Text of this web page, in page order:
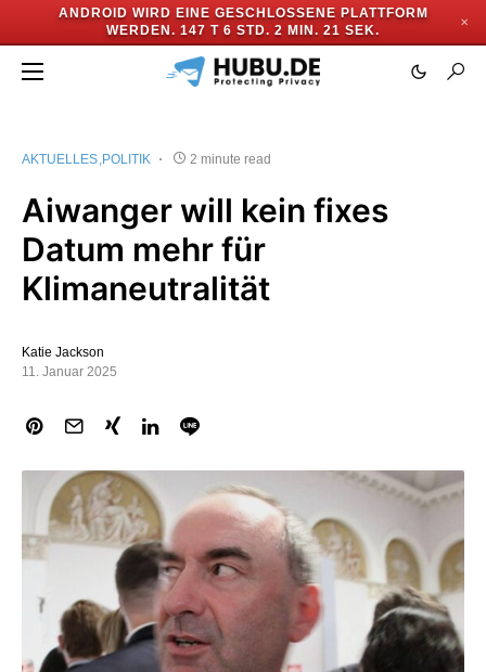
ANDROID WIRD EINE GESCHLOSSENE PLATTFORM
WERDEN. 147 T 6 STD. 2 MIN. 21 SEK.
✕
AKTUELLES POLITIK 2 minute read
Aiwanger will kein fixes
Datum mehr für
Klimaneutralität
Katie Jackson
11. Januar 2025